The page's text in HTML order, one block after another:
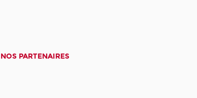
NOS PARTENAIRES